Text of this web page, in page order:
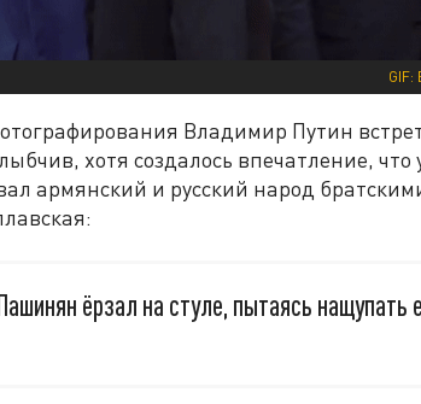
Владимир Путин
хотя создалось впечатление, что
армянский и русский народ
ёрзал на стуле, пытаясь нащупать